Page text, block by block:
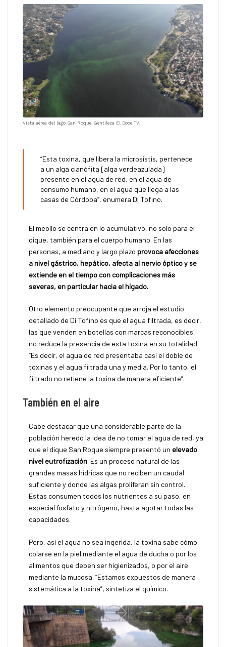
Vista aérea del lago San Roque. Gentileza El Doce TV.
“Esta toxina, que libera la microsistis, pertenece
a un alga cianófita [alga verdeazulada]
presente en el agua de red, en el agua de
consumo humano, en el agua que llega a las
casas de Córdoba”, enumera Di Tofino.
El meollo se centra en lo acumulativo, no solo para el
dique, también para el cuerpo humano. En las
personas, a mediano y largo plazo provoca afecciones
a nivel gástrico, hepático, afecta al nervio óptico y se
extiende en el tiempo con complicaciones más
severas, en particular hacia el hígado.
Otro elemento preocupante que arroja el estudio
detallado de Di Tofino es que el agua filtrada, es decir,
las que venden en botellas con marcas reconocibles,
no reduce la presencia de esta toxina en su totalidad.
“Es decir, el agua de red presentaba casi el doble de
toxinas y el agua filtrada una y media. Por lo tanto, el
filtrado no retiene la toxina de manera eficiente”.
También en el aire
Cabe destacar que una considerable parte de la
población heredó la idea de no tomar el agua de red, ya
que el dique San Roque siempre presentó un elevado
nivel eutrofización. Es un proceso natural de las
grandes masas hídricas que no reciben un caudal
suficiente y donde las algas proliferan sin control.
Estas consumen todos los nutrientes a su paso, en
especial fosfato y nitrógeno, hasta agotar todas las
capacidades.
Pero, así el agua no sea ingerida, la toxina sabe cómo
colarse en la piel mediante el agua de ducha o por los
alimentos que deben ser higienizados, o por el aire
mediante la mucosa. “Estamos expuestos de manera
sistemática a la toxina”, sintetiza el químico.